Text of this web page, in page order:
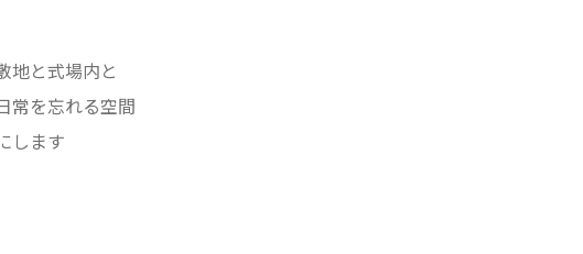
地と式場内と
常を忘れる空間
します